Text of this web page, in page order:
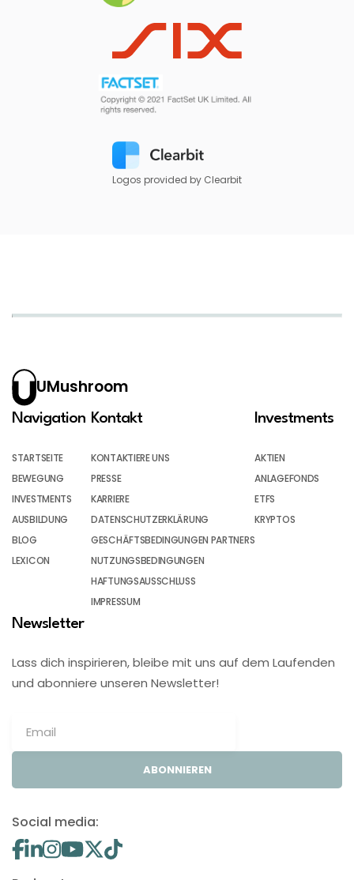
Logos provided by Clearbit
UMushroom
Navigation
STARTSEITE
BEWEGUNG
INVESTMENTS
AUSBILDUNG
BLOG
LEXICON
Kontakt
KONTAKTIERE UNS
PRESSE
KARRIERE
DATENSCHUTZERKLÄRUNG
GESCHÄFTSBEDINGUNGEN PARTNERS
NUTZUNGSBEDINGUNGEN
HAFTUNGSAUSSCHLUSS
IMPRESSUM
Investments
AKTIEN
ANLAGEFONDS
ETFS
KRYPTOS
Newsletter
Lass dich inspirieren, bleibe mit uns auf dem Laufenden
und abonniere unseren Newsletter!
ABONNIEREN
Social media: